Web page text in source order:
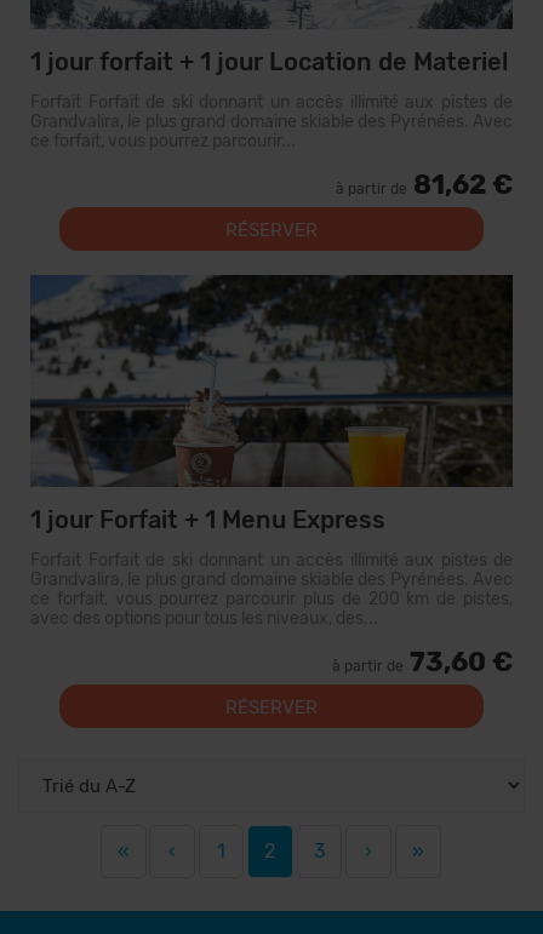
1 jour forfait + 1 jour Location de Materiel
Forfait Forfait de ski donnant un accès illimité aux pistes de
Grandvalira, le plus grand domaine skiable des Pyrénées. Avec
ce forfait, vous pourrez parcourir...
à partir de 81,62 €
RÉSERVER
1 jour Forfait + 1 Menu Express
Forfait Forfait de ski donnant un accès illimité aux pistes de
Grandvalira, le plus grand domaine skiable des Pyrénées. Avec
ce forfait, vous pourrez parcourir plus de 200 km de pistes,
avec des options pour tous les niveaux, des...
à partir de 73,60 €
RÉSERVER
« ‹ 1 2 3 › »